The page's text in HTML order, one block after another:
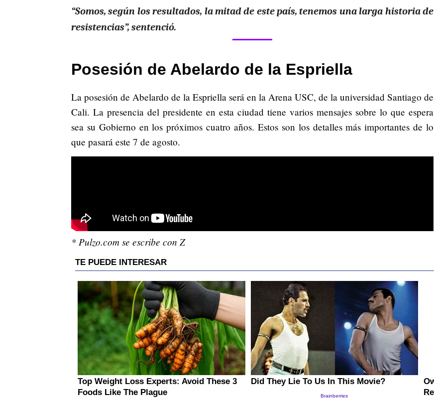
“Somos, según los resultados, la mitad de este país, tenemos una larga historia de
resistencias”, sentenció.
Posesión de Abelardo de la Espriella
La posesión de Abelardo de la Espriella será en la Arena USC, de la universidad Santiago de
Cali. La presencia del presidente en esta ciudad tiene varios mensajes sobre lo que espera
sea su Gobierno en los próximos cuatro años. Estos son los detalles más importantes de lo
que pasará este 7 de agosto.
* Pulzo.com se escribe con Z